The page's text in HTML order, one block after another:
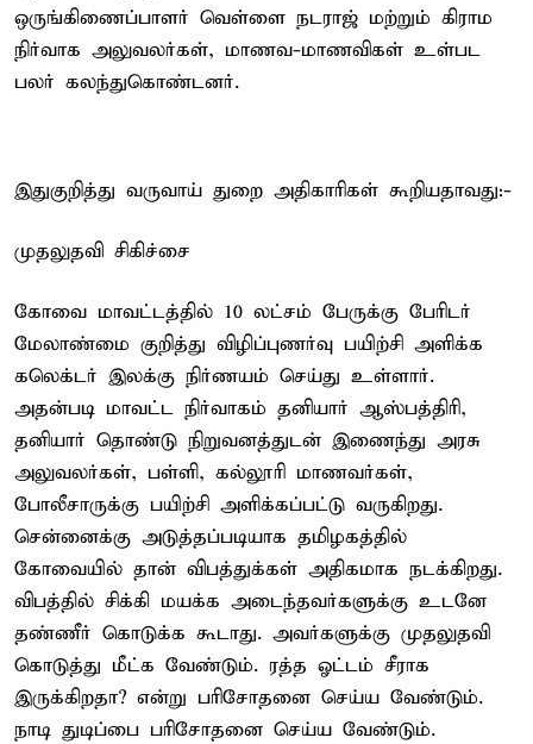
ஒருங்கிணைப்பாளர் வெள்ளை நடராஜ் மற்றும் கிராம
நிர்வாக அலுவலர்கள், மாணவ-மாணவிகள் உள்பட
பலர் கலந்துகொண்டனர்.
இதுகுறித்து வருவாய் துறை அதிகாரிகள் கூறியதாவது:-
முதலுதவி சிகிச்சை
கோவை மாவட்டத்தில் 10 லட்சம் பேருக்கு பேரிடர்
மேலாண்மை குறித்து விழிப்புணர்வு பயிற்சி அளிக்க
கலெக்டர் இலக்கு நிர்ணயம் செய்து உள்ளார்.
அதன்படி மாவட்ட நிர்வாகம் தனியார் ஆஸ்பத்திரி,
தனியார் தொண்டு நிறுவனத்துடன் இணைந்து அரசு
அலுவலர்கள், பள்ளி, கல்லூரி மாணவர்கள்,
போலீசாருக்கு பயிற்சி அளிக்கப்பட்டு வருகிறது.
சென்னைக்கு அடுத்தப்படியாக தமிழகத்தில்
கோவையில் தான் விபத்துக்கள் அதிகமாக நடக்கிறது.
விபத்தில் சிக்கி மயக்க அடைந்தவர்களுக்கு உடனே
தண்ணீர் கொடுக்க கூடாது. அவர்களுக்கு முதலுதவி
கொடுத்து மீட்க வேண்டும். ரத்த ஓட்டம் சீராக
இருக்கிறதா? என்று பரிசோதனை செய்ய வேண்டும்.
நாடி துடிப்பை பரிசோதனை செய்ய வேண்டும்.